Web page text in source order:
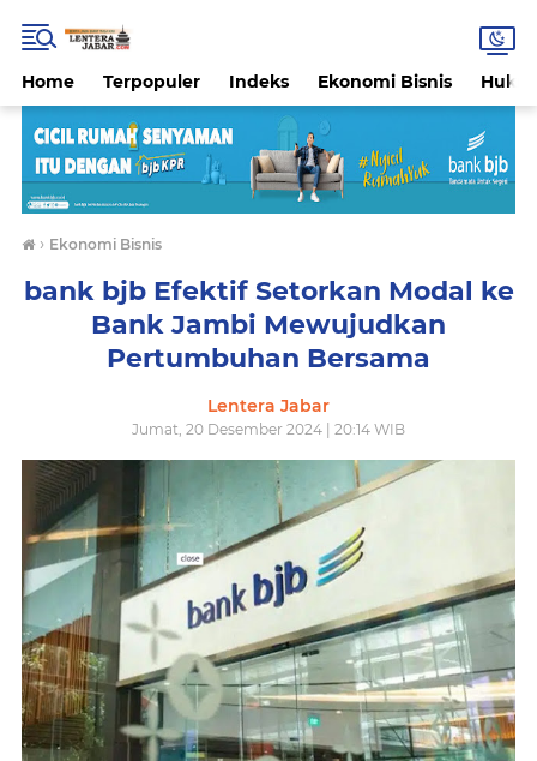
Home Terpopuler Indeks Ekonomi Bisnis
› Ekonomi Bisnis
bank bjb Efektif Setorkan Modal ke
Bank Jambi Mewujudkan
Pertumbuhan Bersama
Lentera Jabar
Jumat, 20 Desember 2024 | 20:14 WIB